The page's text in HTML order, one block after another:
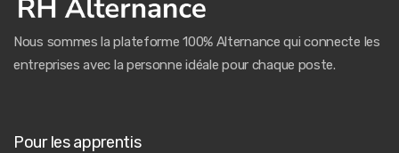
Nous sommes la plateforme 100% Alternance qui connecte les
entreprises avec la personne idéale pour chaque poste.
Pour les apprentis